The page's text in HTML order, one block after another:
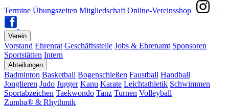
Termine Übungszeiten Mitgliedschaft Online-Vereinsshop
Verein
Vorstand Ehrenrat Geschäftsstelle Jobs & Ehrenamt Sponsoren
Sportstätten Intern
Abteilungen
Badminton Basketball Bogenschießen Faustball Handball
Jonglieren Judo Jugger Kanu Karate Leichtathletik Schwimmen
Sportabzeichen Taekwondo Tanz Turnen Volleyball
Zumba® & Rhythmik